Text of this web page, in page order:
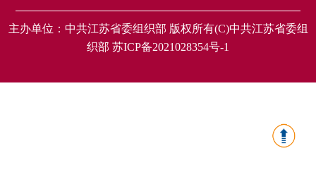
主办单位：中共江苏省委组织部 版权所有(C)中共江苏省委组
织部 苏ICP备2021028354号-1